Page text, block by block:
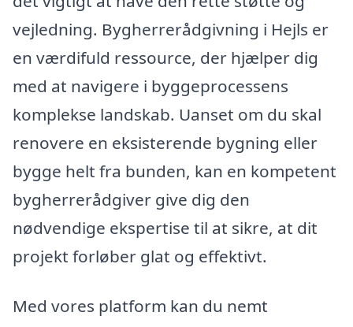
vejledning. Bygherrerådgivning i Hejls er
en værdifuld ressource, der hjælper dig
med at navigere i byggeprocessens
komplekse landskab. Uanset om du skal
renovere en eksisterende bygning eller
bygge helt fra bunden, kan en kompetent
bygherrerådgiver give dig den
nødvendige ekspertise til at sikre, at dit
projekt forløber glat og effektivt.
Med vores platform kan du nemt